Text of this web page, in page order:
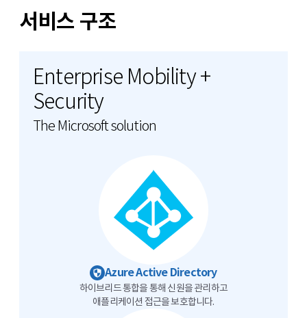
서비스 구조
Enterprise Mobility +
Security
The Microsoft solution
Azure Active Directory
하이브리드 통합을 통해 신원을 관리하고
애플리케이션 접근을 보호합니다.